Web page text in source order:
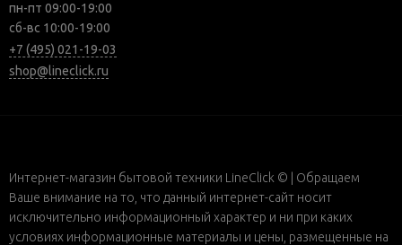
пн-пт 09:00-19:00
сб-вс 10:00-19:00
+7 (495) 021-19-03
shop@lineclick.ru
Интернет-магазин бытовой техники LineClick © | Обращаем
Ваше внимание на то, что данный интернет-сайт носит
исключительно информационный характер и ни при каких
условиях информационные материалы и цены, размещенные на